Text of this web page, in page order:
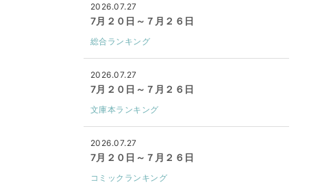
2026.07.27
7月２０日～７月２６日
総合ランキング
2026.07.27
7月２０日～７月２６日
文庫本ランキング
2026.07.27
7月２０日～７月２６日
コミックランキング